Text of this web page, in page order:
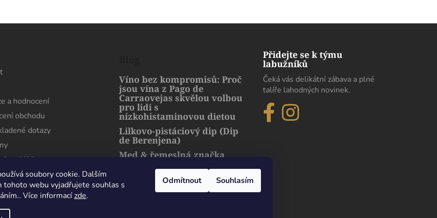
soubory cookie. Dalším
tohoto webu vyjadřujete souhlas s
Více informacízde.
Odmítnout Souhlasím
a hodnocení
obchodu
dotazy
prohlídka
Víno bez kompromisů: Proč
jsou vína z Pago de
Carraovejas skvělou volbou
pro lidi s
nízkohistaminovou dietou
Lilkovo-pistáciový dip (Dip
de Berenjena)
Med & řemeslná značka
harmonie přírody a luxusu
Přidejte se k týmu
labužníků
Čeká vás delikátní zábava a plné
talíře lahodných novinek.